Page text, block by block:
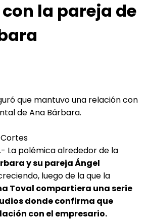
la pareja de
que mantuvo una relación con
de Ana Bárbara.
La polémica alrededor de la
y su pareja Ángel
luego de la que la
Toval compartiera una serie
donde confirma que
con el empresario.